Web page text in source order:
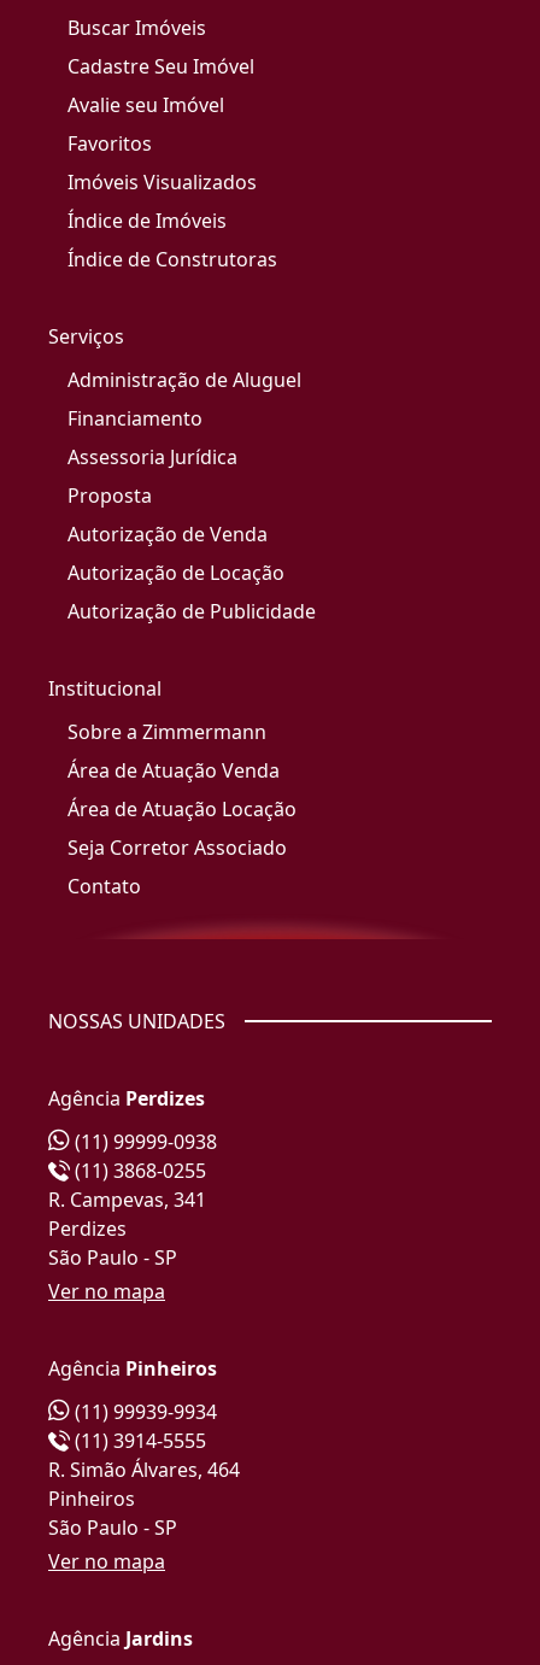
Buscar Imóveis
Cadastre Seu Imóvel
Avalie seu Imóvel
Favoritos
Imóveis Visualizados
Índice de Imóveis
Índice de Construtoras
Serviços
Administração de Aluguel
Financiamento
Assessoria Jurídica
Proposta
Autorização de Venda
Autorização de Locação
Autorização de Publicidade
Institucional
Sobre a Zimmermann
Área de Atuação Venda
Área de Atuação Locação
Seja Corretor Associado
Contato
NOSSAS UNIDADES
Agência Perdizes
(11) 99999-0938
(11) 3868-0255
R. Campevas, 341
Perdizes
São Paulo - SP
Ver no mapa
Agência Pinheiros
(11) 99939-9934
(11) 3914-5555
R. Simão Álvares, 464
Pinheiros
São Paulo - SP
Ver no mapa
Agência Jardins